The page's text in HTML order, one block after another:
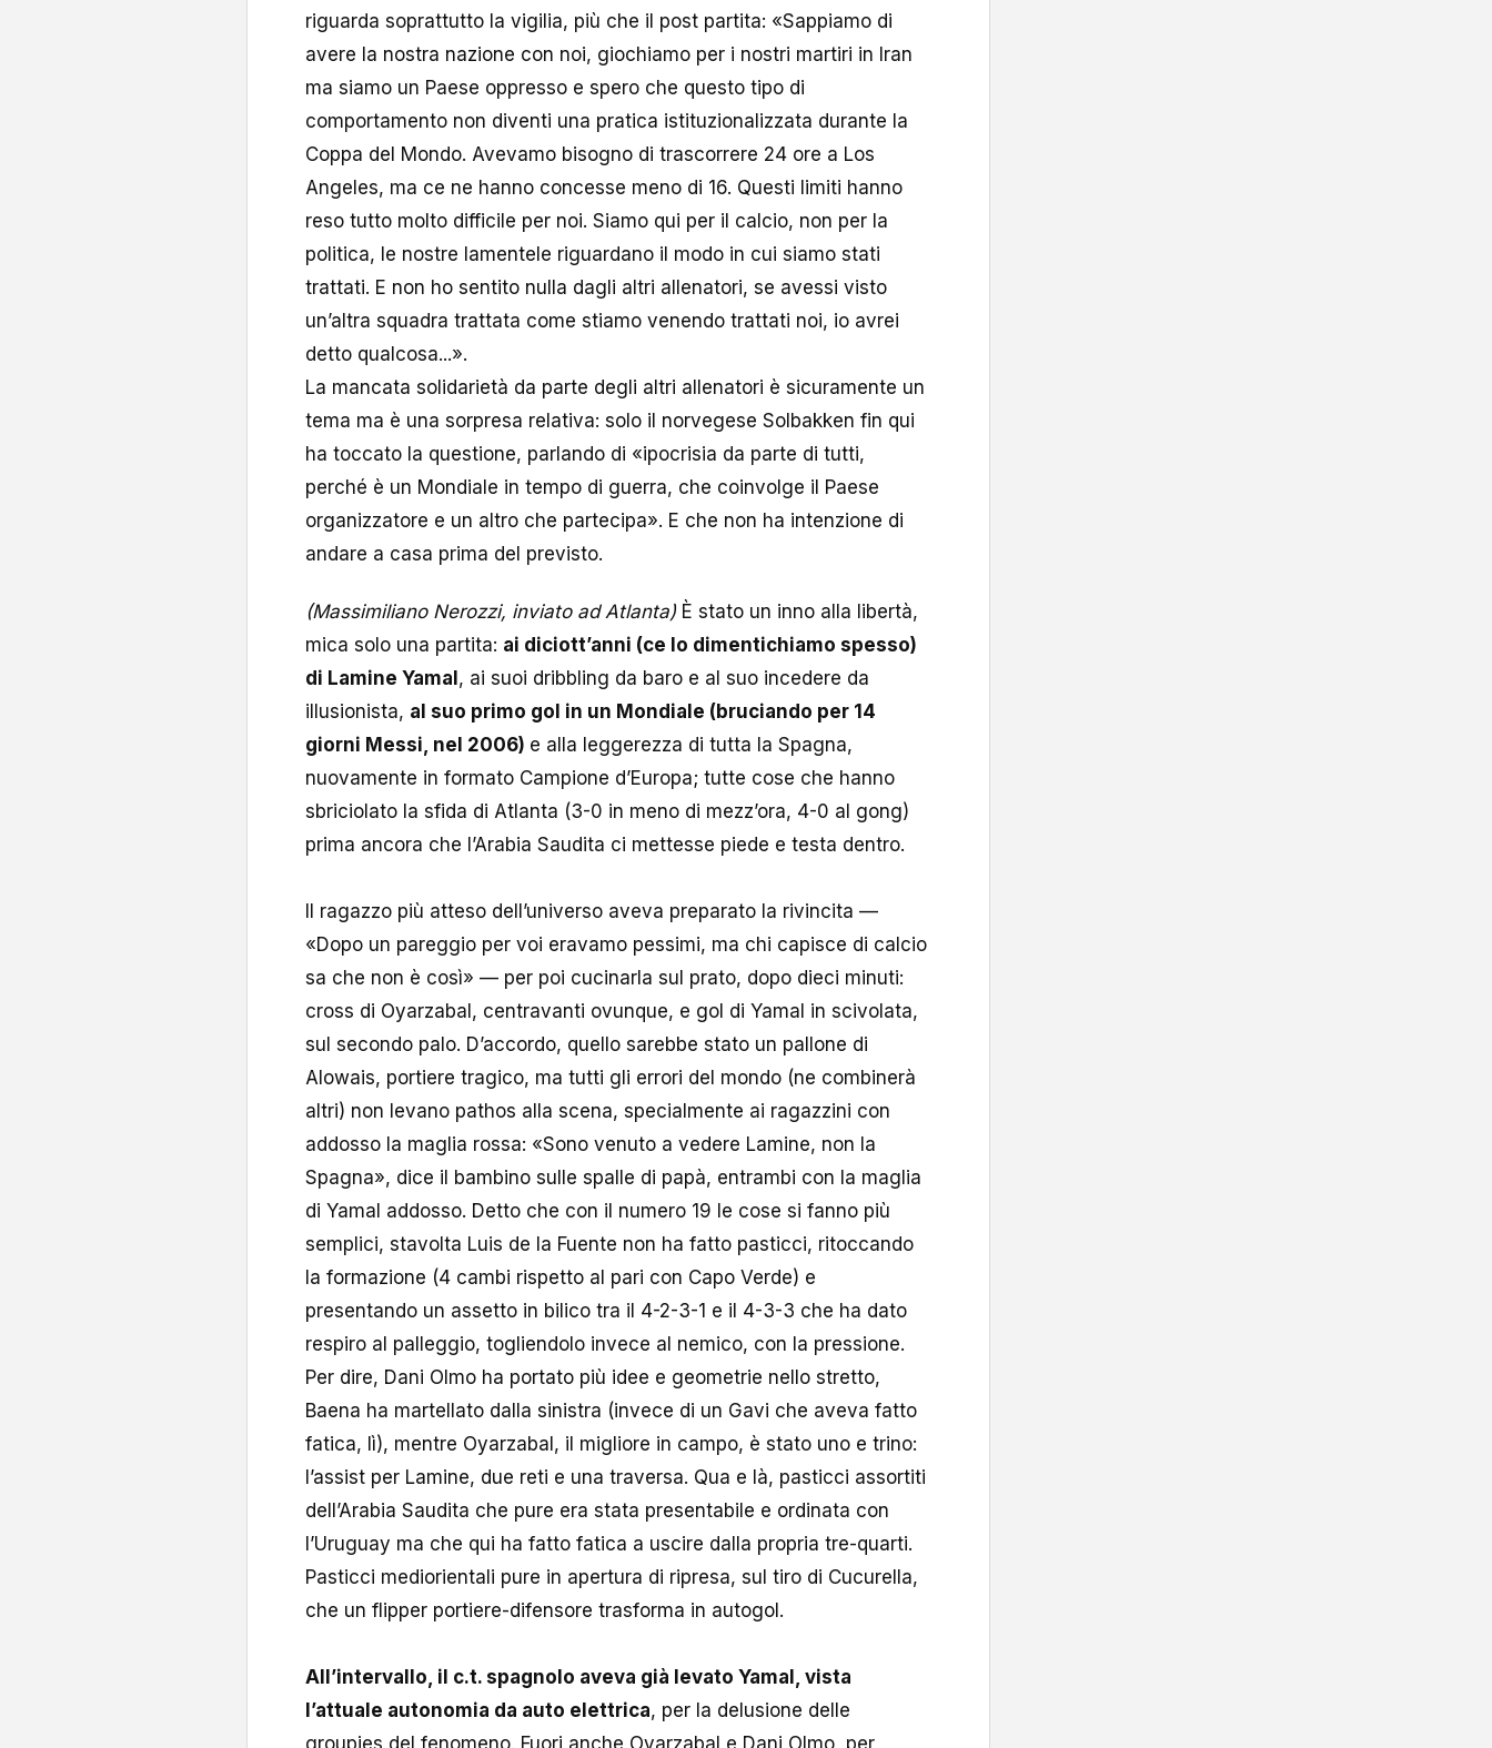
riguarda soprattutto la vigilia, più che il post partita: «Sappiamo di
avere la nostra nazione con noi, giochiamo per i nostri martiri in Iran
ma siamo un Paese oppresso e spero che questo tipo di
comportamento non diventi una pratica istituzionalizzata durante la
Coppa del Mondo. Avevamo bisogno di trascorrere 24 ore a Los
Angeles, ma ce ne hanno concesse meno di 16. Questi limiti hanno
reso tutto molto difficile per noi. Siamo qui per il calcio, non per la
politica, le nostre lamentele riguardano il modo in cui siamo stati
trattati. E non ho sentito nulla dagli altri allenatori, se avessi visto
un’altra squadra trattata come stiamo venendo trattati noi, io avrei
detto qualcosa...».
La mancata solidarietà da parte degli altri allenatori è sicuramente un
tema ma è una sorpresa relativa: solo il norvegese Solbakken fin qui
ha toccato la questione, parlando di «ipocrisia da parte di tutti,
perché è un Mondiale in tempo di guerra, che coinvolge il Paese
organizzatore e un altro che partecipa». E che non ha intenzione di
andare a casa prima del previsto.
(Massimiliano Nerozzi, inviato ad Atlanta) È stato un inno alla libertà,
mica solo una partita: ai diciott’anni (ce lo dimentichiamo spesso)
di Lamine Yamal , ai suoi dribbling da baro e al suo incedere da
illusionista, al suo primo gol in un Mondiale (bruciando per 14
giorni Messi, nel 2006) e alla leggerezza di tutta la Spagna,
nuovamente in formato Campione d’Europa; tutte cose che hanno
sbriciolato la sfida di Atlanta (3-0 in meno di mezz’ora, 4-0 al gong)
prima ancora che l’Arabia Saudita ci mettesse piede e testa dentro.
Il ragazzo più atteso dell’universo aveva preparato la rivincita —
«Dopo un pareggio per voi eravamo pessimi, ma chi capisce di calcio
sa che non è così» — per poi cucinarla sul prato, dopo dieci minuti:
cross di Oyarzabal, centravanti ovunque, e gol di Yamal in scivolata,
sul secondo palo. D’accordo, quello sarebbe stato un pallone di
Alowais, portiere tragico, ma tutti gli errori del mondo (ne combinerà
altri) non levano pathos alla scena, specialmente ai ragazzini con
addosso la maglia rossa: «Sono venuto a vedere Lamine, non la
Spagna», dice il bambino sulle spalle di papà, entrambi con la maglia
di Yamal addosso. Detto che con il numero 19 le cose si fanno più
semplici, stavolta Luis de la Fuente non ha fatto pasticci, ritoccando
la formazione (4 cambi rispetto al pari con Capo Verde) e
presentando un assetto in bilico tra il 4-2-3-1 e il 4-3-3 che ha dato
respiro al palleggio, togliendolo invece al nemico, con la pressione.
Per dire, Dani Olmo ha portato più idee e geometrie nello stretto,
Baena ha martellato dalla sinistra (invece di un Gavi che aveva fatto
fatica, lì), mentre Oyarzabal, il migliore in campo, è stato uno e trino:
l’assist per Lamine, due reti e una traversa. Qua e là, pasticci assortiti
dell’Arabia Saudita che pure era stata presentabile e ordinata con
l’Uruguay ma che qui ha fatto fatica a uscire dalla propria tre-quarti.
Pasticci mediorientali pure in apertura di ripresa, sul tiro di Cucurella,
che un flipper portiere-difensore trasforma in autogol.
All’intervallo, il c.t. spagnolo aveva già levato Yamal, vista
l’attuale autonomia da auto elettrica, per la delusione delle